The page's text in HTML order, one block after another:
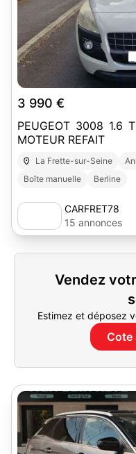
3 990 €
PEUGEOT 3008 1.6
MOTEUR REFAIT
La Frette-sur-Seine
Boîte manuelle
Berline
CARFRET78
15 annonces
Vendez
Estimez et déposez
Cote